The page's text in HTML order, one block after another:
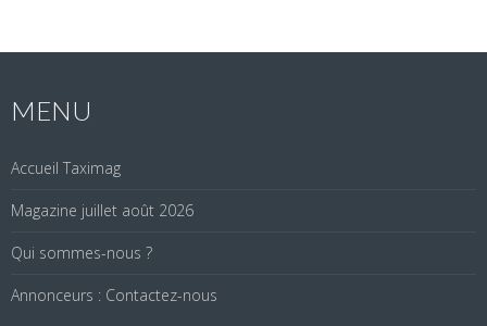
MENU
Accueil Taximag
Magazine juillet août 2026
Qui sommes-nous ?
Annonceurs : Contactez-nous